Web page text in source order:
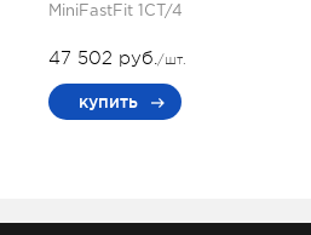
MiniFastFit 1CT/4
47 502 руб./шт.
купить